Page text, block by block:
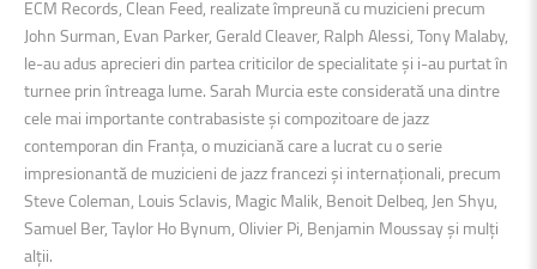
ECM Records, Clean Feed, realizate împreună cu muzicieni precum
John Surman, Evan Parker, Gerald Cleaver, Ralph Alessi, Tony Malaby,
le-au adus aprecieri din partea criticilor de specialitate și i-au purtat în
turnee prin întreaga lume. Sarah Murcia este considerată una dintre
cele mai importante contrabasiste și compozitoare de jazz
contemporan din Franța, o muziciană care a lucrat cu o serie
impresionantă de muzicieni de jazz francezi și internaționali, precum
Steve Coleman, Louis Sclavis, Magic Malik, Benoit Delbeq, Jen Shyu,
Samuel Ber, Taylor Ho Bynum, Olivier Pi, Benjamin Moussay și mulți
alții.